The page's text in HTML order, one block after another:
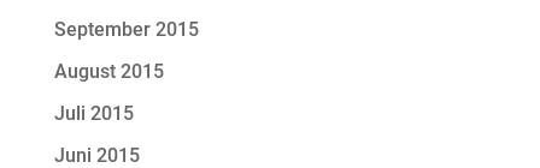
September 2015
August 2015
Juli 2015
Juni 2015